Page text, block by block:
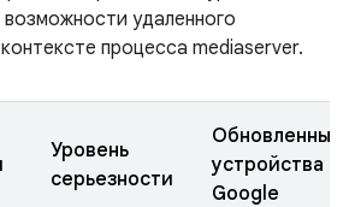
удаленного
процесса mediaserver.
Уровень
серьезности
Обновленные
устройства
Google